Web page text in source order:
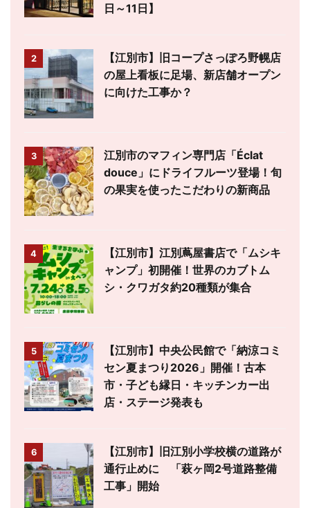
日～11日】
2
【江別市】旧コープさっぽろ野幌店
の屋上看板に足場、新店舗オープン
に向けた工事か？
3
江別市のマフィン専門店「Éclat
douce」にドライフルーツ登場！旬
の果実を使ったこだわりの新商品
4
【江別市】江別蔦屋書店で「ムシキ
ャンプ」初開催！世界のカブトム
シ・クワガタ約20種類が集合
5
【江別市】中央公民館で「納涼コミ
セン夏まつり2026」開催！古本
市・子ども縁日・キッチンカー出
店・ステージ発表も
6
【江別市】旧江別小学校横の道路が
通行止めに 「萩ヶ岡2号道路整備
工事」開始